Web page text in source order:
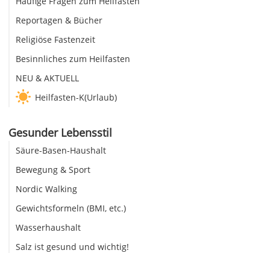
Reportagen & Bücher
Religiöse Fastenzeit
Besinnliches zum Heilfasten
NEU & AKTUELL
Heilfasten-K(Urlaub)
Gesunder Lebensstil
Säure-Basen-Haushalt
Bewegung & Sport
Nordic Walking
Gewichtsformeln (BMI, etc.)
Wasserhaushalt
Salz ist gesund und wichtig!